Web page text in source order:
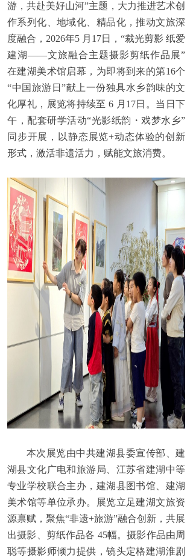
游，共赴美好山河”主题，大力推进艺术创
作系列化、地域化、精品化，推动文旅深
度融合，2026年5 月17日，“裁光剪影 纸爱
建湖——文旅融合主题摄影剪纸作品展”
在建湖美术馆启幕，为即将到来的第16个
“中国旅游日”献上一份独具水乡韵味的文
化厚礼，展览将持续至 6 月17日。当日下
午，配套研学活动“光影纸韵・戏梦水乡”
同步开展，以静态展览+动态体验的创新
形式，激活非遗活力，赋能文旅消费。
本次展览由中共建湖县委宣传部、建
湖县文化广电和旅游局、江苏省建湖中等
专业学校联合主办，建湖县图书馆、建湖
美术馆等单位承办。展览立足建湖文旅资
源禀赋，聚焦“非遗+旅游”融合创新，共展
出摄影、剪纸作品各 45幅。摄影作品由周
聪等摄影师倾力提供，镜头定格建湖淮剧